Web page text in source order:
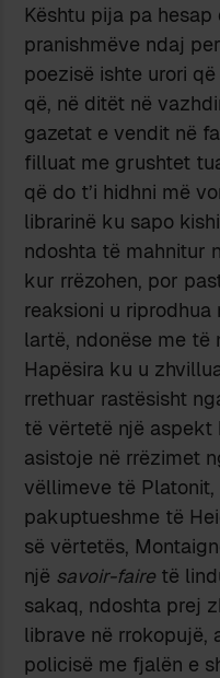
Kështu pija pa
pranishmëve ndaj
poezisë ishte urori
që, në ditët në
gazetat e vendit në
filluat me grushtet
që do t’i hidhni më
librarinë ku sapo
ndoshta të mahnitur
kur rrëzohen, por
reaksioni u
lartë, ndonëse me të
Hapësira ku u
rrethuar rastësisht
të vërtetë një
asistoje në rrëzimet
vëllimeve të Platonit,
pakuptueshme të
së vërtetës,
një savoir-faire të
sakaq, ndoshta prej
librave në rrokopujë,
policisë me fjalën e